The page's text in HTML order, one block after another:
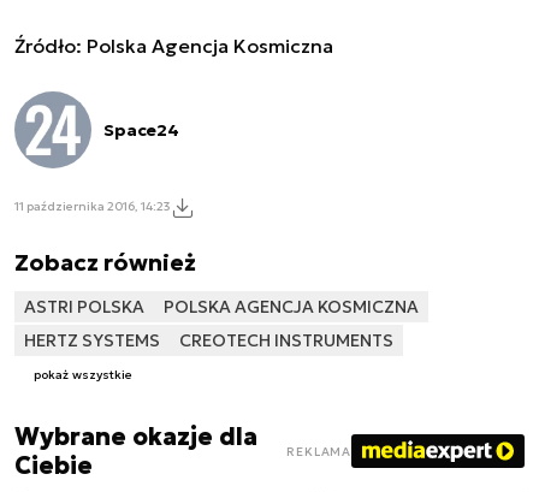
Źródło: Polska Agencja Kosmiczna
Space24
11 października 2016, 14:23
Zobacz również
ASTRI POLSKA
POLSKA AGENCJA KOSMICZNA
HERTZ SYSTEMS
CREOTECH INSTRUMENTS
pokaż wszystkie
Wybrane okazje dla
Ciebie
REKLAMA